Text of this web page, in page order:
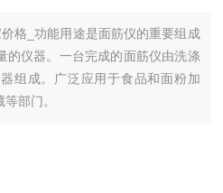
格_功能用途是面筋仪的重要组成
的仪器。一台完成的面筋仪由洗涤
组成。广泛应用于食品和面粉加
部门。